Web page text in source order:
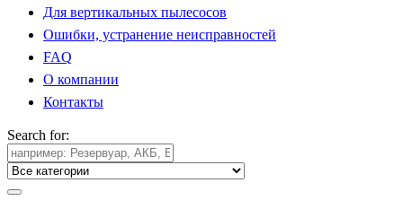
Для вертикальных пылесосов
Ошибки, устранение неисправностей
FAQ
О компании
Контакты
Search for: